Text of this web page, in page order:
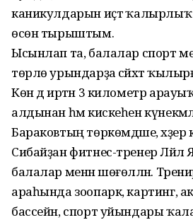
каникулдарын иҫтә ҡалырлыҡ
өсөн тырыштым.
Ысынлап та, балалар спорт
төрлө урындарҙа сәйәхәт
Көн дә иртән 3 километр
алдынан һәм кискеһен
Бараковтың төркөмдәше,
Сибайҙан фитнес-тренер Ләйлә
балалар менән шөғөлләнә.
араһында зоопарк, картинг,
бассейн, спорт уйындары